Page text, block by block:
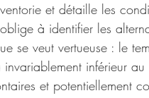
et détaille les
à identifier les
se veut vertueuse : le
inférieur
et potentiellement